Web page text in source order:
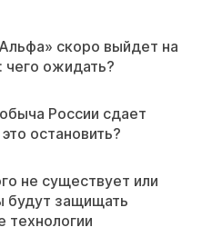
скоро выйдет на
чего ожидать?
России сдает
остановить?
не существует или
будут защищать
технологии